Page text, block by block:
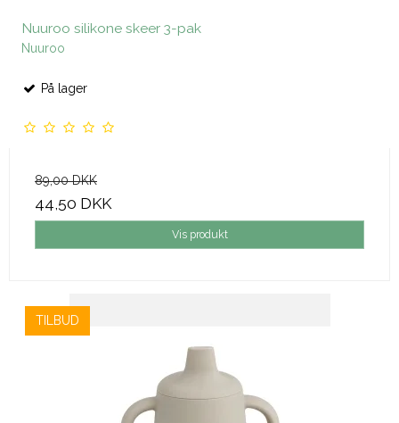
Nuuroo silikone skeer 3-pak
Nuuroo
På lager
89,00 DKK
44,50 DKK
Vis produkt
TILBUD